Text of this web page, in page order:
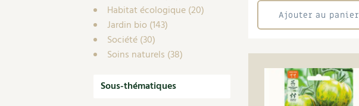
Habitat écologique(20)
Jardin bio (143)
Société(30)
Soins naturels (38)
Sous-thématiques
Ajouter au panier